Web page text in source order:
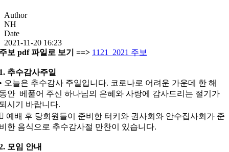
Author
NH
Date
2021-11-20 16:23
보 pdf 파일로 보기 ==> 1121_2021 주보
추수감사주일
오늘은 추수감사 주일입니다. 코로나로 어려운 가운데 한 해
안 베풀어 주신 하나님의 은혜와 사랑에 감사드리는 절기가
시기 바랍니다.
예배 후 당회원들이 준비한 터키와 권사회와 안수집사회가 준
한 음식으로 추수감사절 만찬이 있습니다.
모임 안내